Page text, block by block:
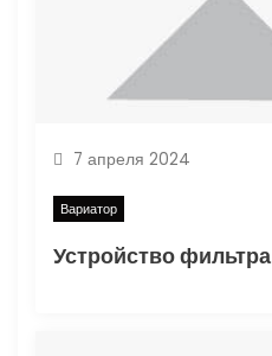
7 апреля 2024
Вариатор
Устройство